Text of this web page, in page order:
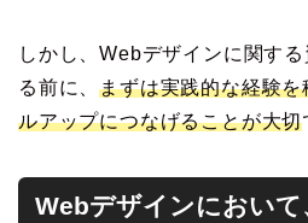
しかし、Webデザインに関す
る前に、まずは実践的な経験
ルアップにつなげることが大切
Webデザインにおいて